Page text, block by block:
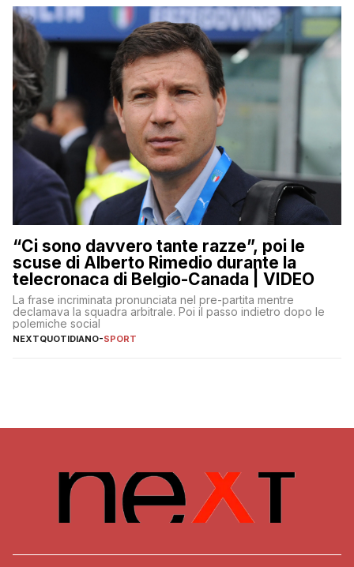
“Ci sono davvero tante razze”, poi le
scuse di Alberto Rimedio durante la
telecronaca di Belgio-Canada | VIDEO
La frase incriminata pronunciata nel pre-partita mentre
declamava la squadra arbitrale. Poi il passo indietro dopo le
polemiche social
NEXTQUOTIDIANO-SPORT